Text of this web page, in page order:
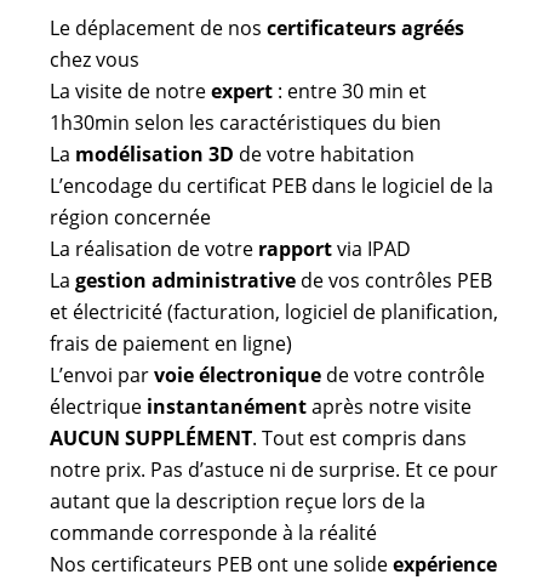
Le déplacement de nos certificateurs agréés
chez vous
La visite de notreexpert : entre 30 min et
1h30min selon les caractéristiques du bien
La modélisation 3D de votre habitation
L’encodage du certificat PEB dans le logiciel de la
région concernée
La réalisation de votre rapportvia IPAD
La gestion administrativede vos contrôles PEB
et électricité (facturation, logiciel de planification,
frais de paiement en ligne)
L’envoi parvoie électroniquede votre contrôle
électrique instantanémentaprès notre visite
AUCUN SUPPLÉMENT. Tout est compris dans
notre prix. Pas d’astuce ni de surprise. Et ce pour
autant que la description reçue lors de la
commande corresponde à la réalité
Nos certificateurs PEB ont une solideexpérience